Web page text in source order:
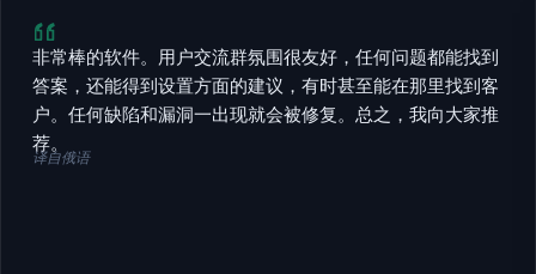
非常棒的软件。用户交流群氛围很友好，任何问题都能找到
答案，还能得到设置方面的建议，有时甚至能在那里找到客
户。任何缺陷和漏洞一出现就会被修复。总之，我向大家推
荐。
译自俄语